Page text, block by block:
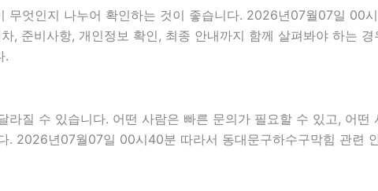
무엇인지 나누어 확인하는 것이 좋습니다. 2026년07월07일 00
, 준비사항, 개인정보 확인, 최종 안내까지 함께 살펴봐야 하는
.
질 수 있습니다. 어떤 사람은 빠른 문의가 필요할 수 있고, 어
. 2026년07월07일 00시40분 따라서 동대문구하수구막힘 관련